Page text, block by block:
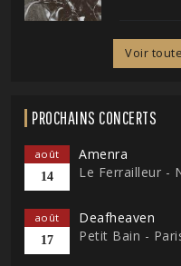
Voir
PROCHAINS CONCERTS
août
14
Amenra
Le Ferrailleur -
août
17
Deafheaven
Petit Bain -